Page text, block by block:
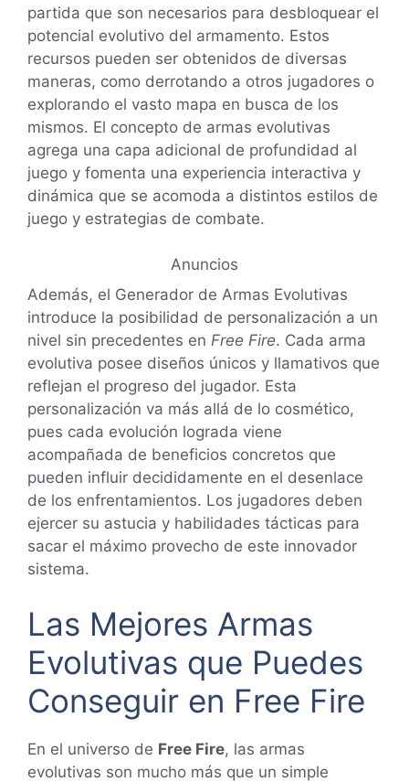
partida que son necesarios para desbloquear el
potencial evolutivo del armamento. Estos
recursos pueden ser obtenidos de diversas
maneras, como derrotando a otros jugadores o
explorando el vasto mapa en busca de los
mismos. El concepto de armas evolutivas
agrega una capa adicional de profundidad al
juego y fomenta una experiencia interactiva y
dinámica que se acomoda a distintos estilos de
juego y estrategias de combate.
Anuncios
Además, el Generador de Armas Evolutivas
introduce la posibilidad de personalización a un
nivel sin precedentes en Free Fire. Cada arma
evolutiva posee diseños únicos y llamativos que
reflejan el progreso del jugador. Esta
personalización va más allá de lo cosmético,
pues cada evolución lograda viene
acompañada de beneficios concretos que
pueden influir decididamente en el desenlace
de los enfrentamientos. Los jugadores deben
ejercer su astucia y habilidades tácticas para
sacar el máximo provecho de este innovador
sistema.
Las Mejores Armas
Evolutivas que Puedes
Conseguir en Free Fire
En el universo de Free Fire, las armas
evolutivas son mucho más que un simple